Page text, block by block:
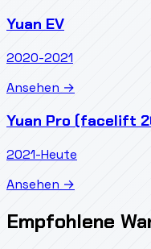
Yuan EV
2020-2021
Ansehen →
Yuan Pro (facelift
2021-Heute
Ansehen →
Empfohlene